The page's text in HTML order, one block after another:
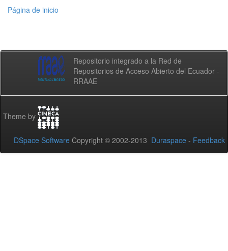
Página de inicio
Repositorio integrado a la Red de
Repositorios de Acceso Abierto del Ecuador -
RRAAE
Theme by
DSpace Software Copyright © 2002-2013 Duraspace - Feedback